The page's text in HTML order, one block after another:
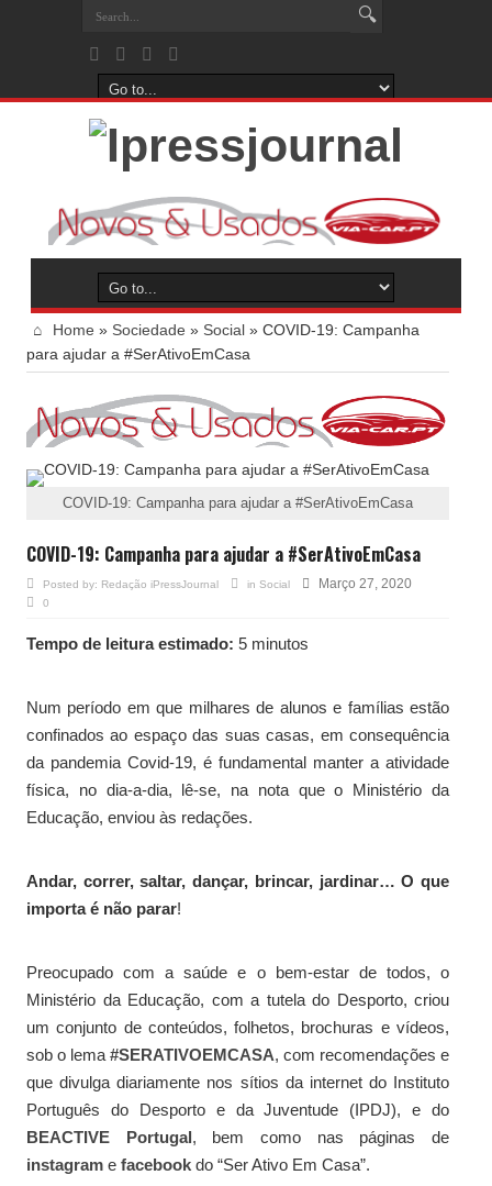
Home » Sociedade » Social » COVID-19: Campanha
para ajudar a #SerAtivoEmCasa
COVID-19: Campanha para ajudar a #SerAtivoEmCasa
COVID-19: Campanha para ajudar a #SerAtivoEmCasa
Posted by: Redação iPressJournal in Social Março 27, 2020
0
Tempo de leitura estimado: 5 minutos
Num período em que milhares de alunos e famílias estão
confinados ao espaço das suas casas, em consequência
da pandemia Covid-19, é fundamental manter a atividade
física, no dia-a-dia, lê-se, na nota que o Ministério da
Educação, enviou às redações.
Andar, correr, saltar, dançar, brincar, jardinar… O que
importa é não parar!
Preocupado com a saúde e o bem-estar de todos, o
Ministério da Educação, com a tutela do Desporto, criou
um conjunto de conteúdos, folhetos, brochuras e vídeos,
sob o lema #SERATIVOEMCASA, com recomendações e
que divulga diariamente nos sítios da internet do Instituto
Português do Desporto e da Juventude (IPDJ), e do
BEACTIVE Portugal, bem como nas páginas de
instagram e facebook do “Ser Ativo Em Casa”.